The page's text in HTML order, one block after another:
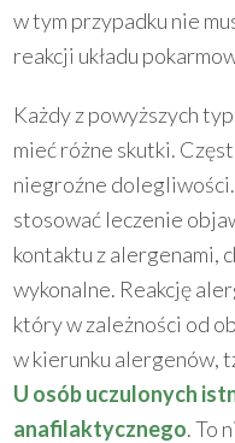
w tym przypadku nie
reakcji układu
Każdy z powyższych
mieć różne skutki.
niegroźne
stosować leczenie
kontaktu z alergenami,
wykonalne. Reakcję
który w zależności od
w kierunku alergenów,
U osób uczulonych
anafilaktycznego. To